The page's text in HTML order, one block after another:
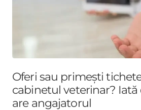
Oferi sau primești
cabinetul veterinar? Iată
are angajatorul